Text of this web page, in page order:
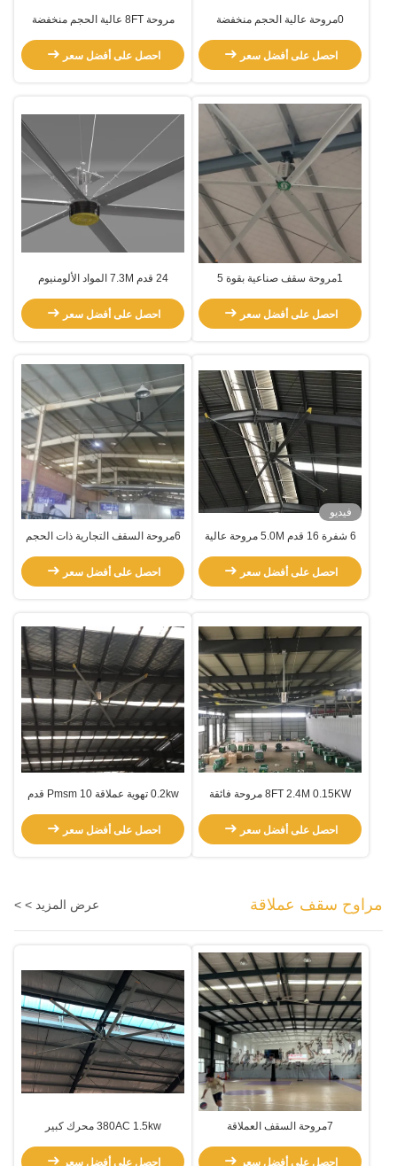
0مروحة عالية الحجم منخفضة
احصل على أفضل سعر
مروحة 8FT عالية الحجم منخفضة
احصل على أفضل سعر
1مروحة سقف صناعية بقوة 5
احصل على أفضل سعر
24 قدم 7.3M المواد الألومنيوم
المروحة
احصل على أفضل سعر
فيديو
6 شفرة 16 قدم 5.0M مروحة عالية
احصل على أفضل سعر
6مروحة السقف التجارية ذات الحجم
احصل على أفضل سعر
8FT 2.4M 0.15KW مروحة فائقة
احصل على أفضل سعر
0.2kw تهوية عملاقة Pmsm 10 قدم
احصل على أفضل سعر
مراوح سقف عملاقة عرض المزيد > >
7مروحة السقف العملاقة
احصل على أفضل سعر
380AC 1.5kw محرك كبير
احصل على أفضل سعر